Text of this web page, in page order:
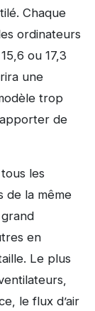
Chaque
ordinateurs
ou 17,3
une
trop
de
tous les
de la même
en
Le plus
le flux d’air